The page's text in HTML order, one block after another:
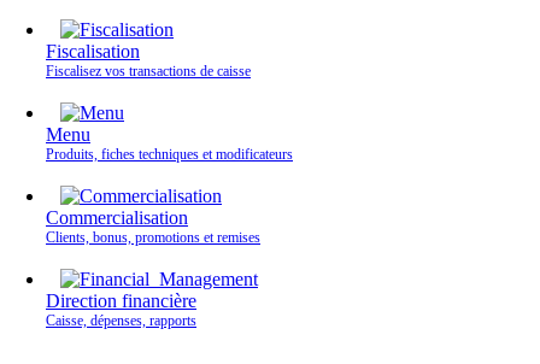
Fiscalisation
Fiscalisez vos transactions de caisse
Menu
Produits, fiches techniques et modificateurs
Commercialisation
Clients, bonus, promotions et remises
Direction financière
Caisse, dépenses, rapports